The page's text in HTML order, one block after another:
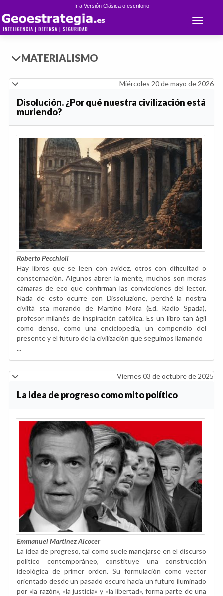
Ir a Versión Clásica o escritorio
Toggle
MATERIALISMO
Miércoles 20 de mayo de 2026
Disolución. ¿Por qué nuestra civilización está
muriendo?
Roberto Pecchioli
Hay libros que se leen con avidez, otros con dificultad o
consternación. Algunos abren la mente, muchos son meras
cámaras de eco que confirman las convicciones del lector.
Nada de esto ocurre con Dissoluzione, perché la nostra
civiltà sta morando de Martino Mora (Ed. Radio Spada),
profesor milanés de inspiración católica. Es un libro tan ágil
como denso, como una enciclopedia, un compendio del
presente y el futuro de la civilización que seguimos llamando
...
Viernes 03 de octubre de 2025
La idea de progreso como mito político
Emmanuel Martínez Alcocer
La idea de progreso, tal como suele manejarse en el discurso
político contemporáneo, constituye una construcción
ideológica de primer orden. Su formulación como vector
orientado desde un pasado oscuro hacia un futuro iluminado
por «la razón», «la justicia» y «la libertad», forma parte de una